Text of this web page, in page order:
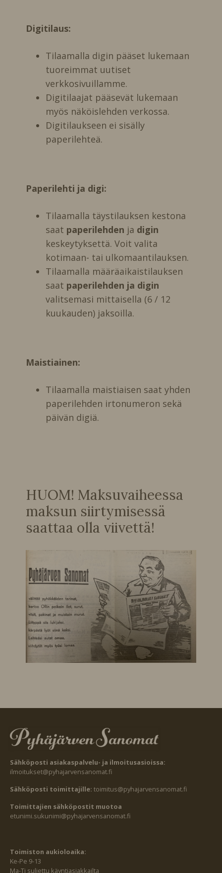
Digitilaus:
Tilaamalla digin pääset lukemaan
tuoreimmat uutiset
verkkosivuillamme.
Digitilaajat pääsevät lukemaan
myös näköislehden verkossa.
Digitilaukseen ei sisälly
paperilehteä.
Paperilehti ja digi:
Tilaamalla täystilauksen kestona
saat paperilehden ja digin
keskeytyksettä. Voit valita
kotimaan- tai ulkomaantilauksen.
Tilaamalla määräaikaistilauksen
saat paperilehden ja digin
valitsemasi mittaisella (6 / 12
kuukauden) jaksoilla.
Maistiainen:
Tilaamalla maistiaisen saat yhden
paperilehden irtonumeron sekä
päivän digiä.
HUOM! Maksuvaiheessa
maksun siirtymisessä
saattaa olla viivettä!
Sähköposti asiakaspalvelu- ja ilmoitusasioissa:
ilmoitukset@pyhajarvensanomat.fi
Sähköposti toimittajille: toimitus@pyhajarvensanomat.fi
Toimittajien sähköpostit muotoa
etunimi.sukunimi@pyhajarvensanomat.fi
Toimiston aukioloaika:
Ke-Pe 9-13
Ma-Ti suljettu käyntiasiakkailta